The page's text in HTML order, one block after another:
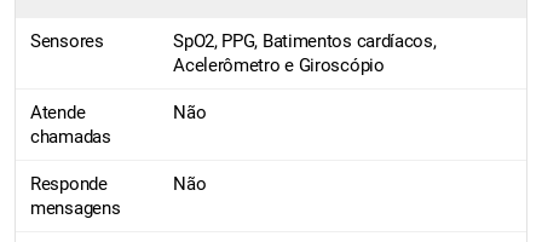
Sensores
SpO2, PPG, Batimentos cardíacos,
Acelerômetro e Giroscópio
Atende
chamadas
Não
Responde
mensagens
Não